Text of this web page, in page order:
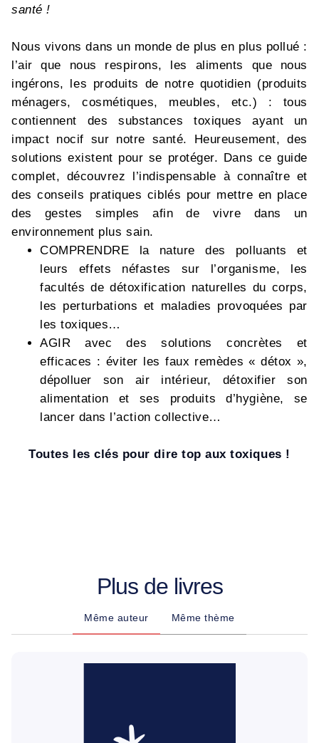
santé !
Nous vivons dans un monde de plus en plus pollué :
l’air que nous respirons, les aliments que nous
ingérons, les produits de notre quotidien (produits
ménagers, cosmétiques, meubles, etc.) : tous
contiennent des substances toxiques ayant un
impact nocif sur notre santé. Heureusement, des
solutions existent pour se protéger. Dans ce guide
complet, découvrez l’indispensable à connaître et
des conseils pratiques ciblés pour mettre en place
des gestes simples afin de vivre dans un
environnement plus sain.
COMPRENDRE la nature des polluants et
leurs effets néfastes sur l’organisme, les
facultés de détoxification naturelles du corps,
les perturbations et maladies provoquées par
les toxiques…
AGIR avec des solutions concrètes et
efficaces : éviter les faux remèdes « détox »,
dépolluer son air intérieur, détoxifier son
alimentation et ses produits d’hygiène, se
lancer dans l’action collective…
Toutes les clés pour dire top aux toxiques !
Plus de livres
Même auteur Même thème